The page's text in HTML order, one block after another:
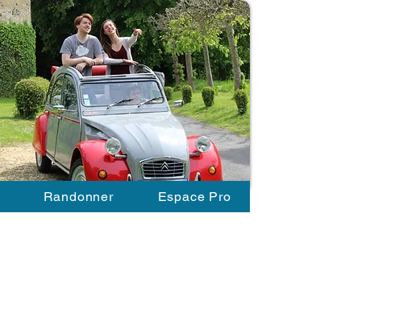
Randonner Espace Pro